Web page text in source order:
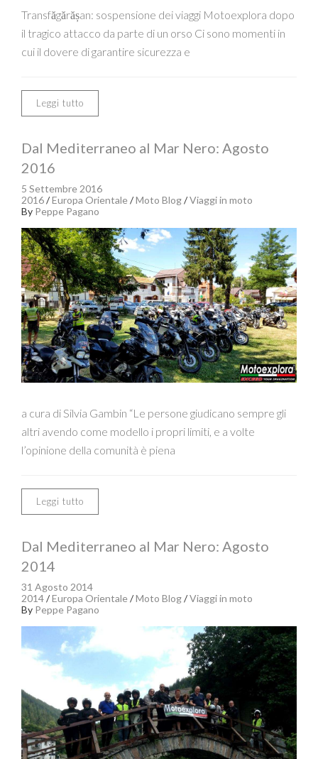
Transfăgărășan: sospensione dei viaggi Motoexplora dopo
il tragico attacco da parte di un orso Ci sono momenti in
cui il dovere di garantire sicurezza e
Leggi tutto
Dal Mediterraneo al Mar Nero: Agosto
2016
5 Settembre 2016
2016/Europa Orientale/Moto Blog/Viaggi in moto
By Peppe Pagano
a cura di Silvia Gambin “Le persone giudicano sempre gli
altri avendo come modello i propri limiti, e a volte
l’opinione della comunità è piena
Leggi tutto
Dal Mediterraneo al Mar Nero: Agosto
2014
31 Agosto 2014
2014/Europa Orientale/Moto Blog/Viaggi in moto
By Peppe Pagano